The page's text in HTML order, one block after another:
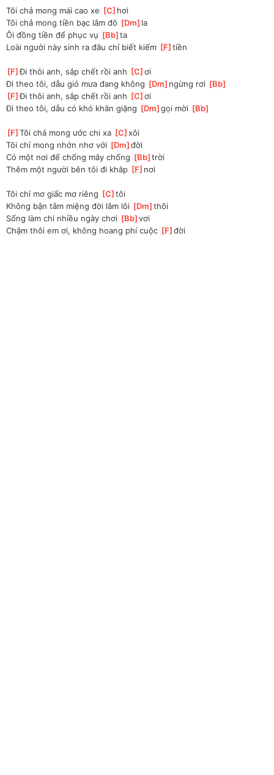
Tôi chả mong mái cao xe [C ]hơi
Tôi chả mong tiền bạc lắm đô [Dm ]la
Ôi đồng tiền để phục vụ [Bb ]ta
Loài người này sinh ra đâu chỉ biết kiếm [F ]tiền
[F ]
Đi thôi anh, sắp chết rồi anh [C ]
ơi
Đi theo tôi, dẫu gió mưa đang không [Dm ]ngừng rơi [Bb
[F ]
Đi thôi anh, sắp chết rồi anh [C ]
ơi
Đi theo tôi, dẫu có khó khăn giặng [Dm ]
gọi mời [Bb
[F ]
Tôi chả mong ước chi xa [C ]
xôi
Tôi chỉ mong nhởn nhơ với [Dm ]
đời
Có một nơi để chống mây chống [Bb ]trời
Thêm một người bên tôi đi khắp [F ]nơi
Tôi chỉ mơ giấc mơ riêng [C ]tôi
Không bận tâm miệng đời lắm lôi [Dm ]thôi
Sống làm chi nhiều ngày chơi [Bb ]
vơi
Chậm thôi em ơi, không hoang phí cuộc [F ]
đời